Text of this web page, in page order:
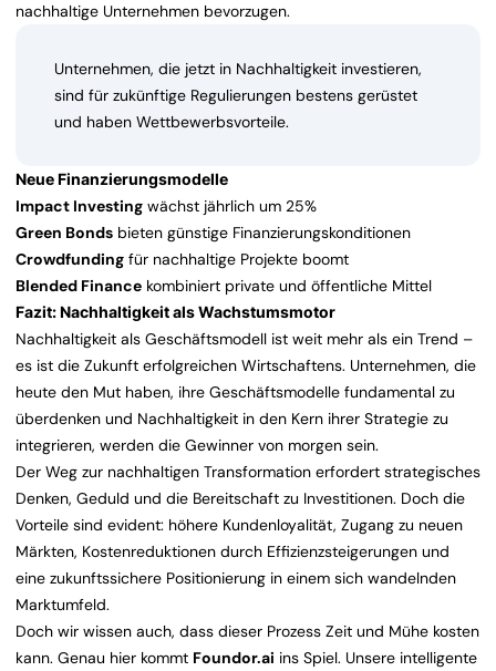
nachhaltige Unternehmen bevorzugen.
Unternehmen, die jetzt in Nachhaltigkeit investieren,
sind für zukünftige Regulierungen bestens gerüstet
und haben Wettbewerbsvorteile.
Neue Finanzierungsmodelle
Impact Investing wächst jährlich um 25%
Green Bonds bieten günstige Finanzierungskonditionen
Crowdfunding für nachhaltige Projekte boomt
Blended Finance kombiniert private und öffentliche Mittel
Fazit: Nachhaltigkeit als Wachstumsmotor
Nachhaltigkeit als Geschäftsmodell ist weit mehr als ein Trend –
es ist die Zukunft erfolgreichen Wirtschaftens. Unternehmen, die
heute den Mut haben, ihre Geschäftsmodelle fundamental zu
überdenken und Nachhaltigkeit in den Kern ihrer Strategie zu
integrieren, werden die Gewinner von morgen sein.
Der Weg zur nachhaltigen Transformation erfordert strategisches
Denken, Geduld und die Bereitschaft zu Investitionen. Doch die
Vorteile sind evident: höhere Kundenloyalität, Zugang zu neuen
Märkten, Kostenreduktionen durch Effizienzsteigerungen und
eine zukunftssichere Positionierung in einem sich wandelnden
Marktumfeld.
Doch wir wissen auch, dass dieser Prozess Zeit und Mühe kosten
kann. Genau hier kommt Foundor.ai ins Spiel. Unsere intelligente